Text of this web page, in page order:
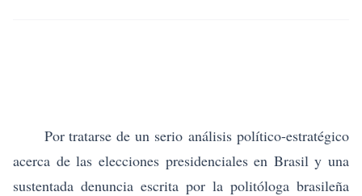
Por tratarse de un serio análisis político-estratégico
acerca de las elecciones presidenciales en Brasil y una
sustentada denuncia escrita por la politóloga brasileña